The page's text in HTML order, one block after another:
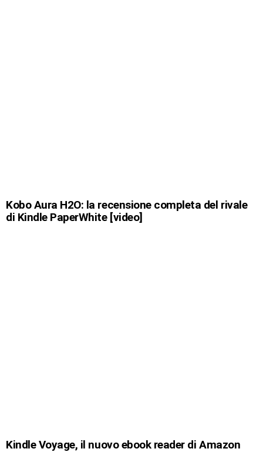
Kobo Aura H2O: la recensione completa del rivale
di Kindle PaperWhite [video]
Kindle Voyage, il nuovo ebook reader di Amazon